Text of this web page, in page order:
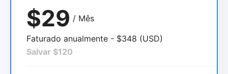
$29 / Mês
Faturado anualmente - $348 (USD)
Salvar $120